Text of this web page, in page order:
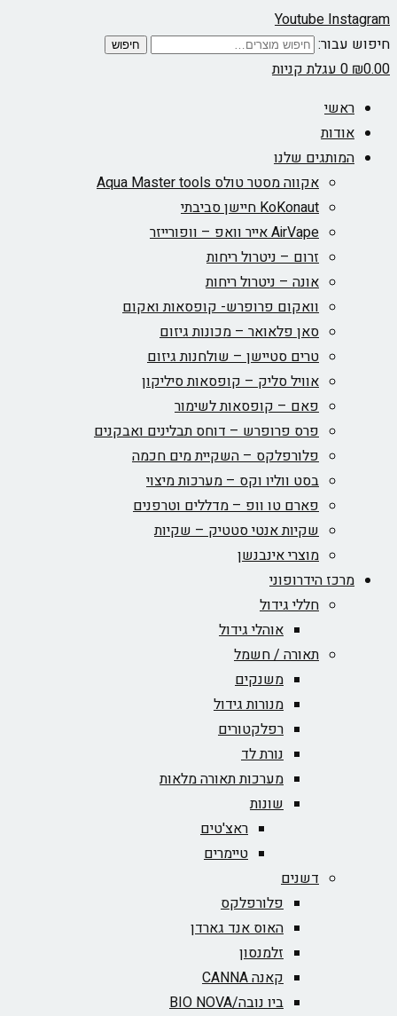
YoutubeInstagram
חיפוש עבור:
חיפוש
₪0.00
0עגלת קניות
ראשי
אודות
המותגים שלנו
אקווה מסטר טולס Aqua Master tools
KoKonaut חיישן סביבתי
AirVape אייר וואפ – וופורייזר
זרום – ניטרול ריחות
אונה – ניטרול ריחות
וואקום פרופרש- קופסאות ואקום
סאן פלאואר – מכונות גיזום
טרים סטיישן – שולחנות גיזום
אוויל סליק – קופסאות סיליקון
פאם – קופסאות לשימור
פרס פרופרש – דוחס תבלינים ואבקנים
פלורפלקס – השקיית מים חכמה
בסט ווליו וקס – מערכות מיצוי
פארם טו וופ – מדללים וטרפנים
שקיות אנטי סטטיק – שקיות
מוצרי אינבנשן
מרכז הידרופוני
חללי גידול
אוהלי גידול
תאורה / חשמל
משנקים
מנורות גידול
רפלקטורים
נורת לד
מערכות תאורה מלאות
שונות
ראצ'טים
טיימרים
דשנים
פלורפלקס
האוס אנד גארדן
זלמנסון
קאנה CANNA
ביו נובה/BIO NOVA‏